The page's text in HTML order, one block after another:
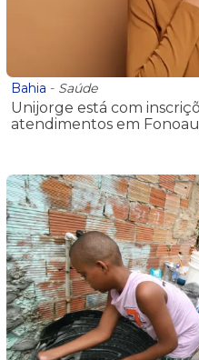
Bahia - Saúde
Unijorge está com
atendimentos em